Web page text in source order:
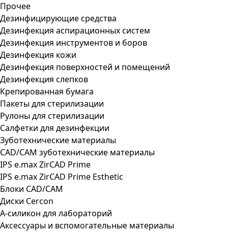
Прочее
Дезинфицирующие средства
Дезинфекция аспирационных систем
Дезинфекция инструментов и боров
Дезинфекция кожи
Дезинфекция поверхностей и помещений
Дезинфекция слепков
Крепированная бумага
Пакеты для стерилизации
Рулоны для стерилизации
Салфетки для дезинфекции
Зуботехнические материалы
CAD/CAM зуботехнические материалы
IPS e.max ZirCAD Prime
IPS e.max ZirCAD Prime Esthetic
Блоки CAD/CAM
Диски Cercon
А-силикон для лабораторий
Аксессуары и вспомогательные материалы